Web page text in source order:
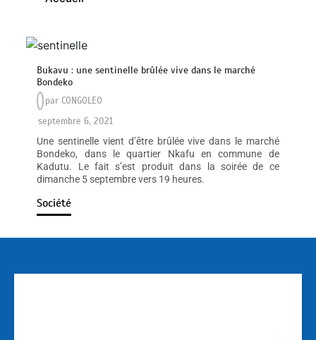
Bukavu : une sentinelle brûlée vive dans le marché
Bondeko
parCONGOLEO
septembre 6, 2021
Une sentinelle vient d’être brûlée vive dans le marché
Bondeko, dans le quartier Nkafu en commune de
Kadutu. Le fait s’est produit dans la soirée de ce
dimanche 5 septembre vers 19 heures.
Société